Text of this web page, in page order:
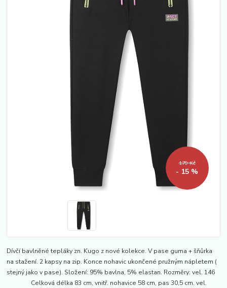
179 Kč
- 15 %
Dívčí bavlněné tepláky zn. Kugo z nové kolekce. V pase guma + šňůrka
na stažení. 2 kapsy na zip. Konce nohavic ukončené pružným nápletem (
stejný jako v pase). Složení: 95% bavlna, 5% elastan. Rozměry: vel. 146
Celková délka 83 cm, vnitř. nohavice 58 cm, pas 30,5 cm. vel.